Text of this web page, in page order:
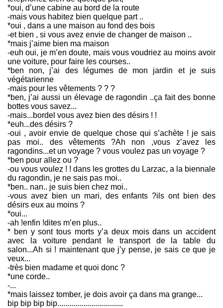
*oui, d’une cabine au bord de la route
-mais vous habitez bien quelque part ..
*oui , dans a une maison au fond des bois
-et bien , si vous avez envie de changer de maison ..
*mais j’aime bien ma maison
-euh oui, je m’en doute, mais vous voudriez au moins avoir
une voiture, pour faire les courses..
*ben non, j’ai des légumes de mon jardin et je suis
végétarienne
-mais pour les vêtements ? ? ?
*ben, j’ai aussi un élevage de ragondin ..ça fait des bonne
bottes vous savez...
-mais...bordel vous avez bien des désirs ! !
*euh...des désirs ?
-oui , avoir envie de quelque chose qui s’achète ! je sais
pas moi.. des vêtements ?Ah non ,vous z’avez les
ragondins...et un voyage ? vous voulez pas un voyage ?
*ben pour allez ou ?
-ou vous voulez ! ! dans les grottes du Larzac, a la biennale
du ragondin, je ne sais pas moi..
*ben.. nan.. je suis bien chez moi..
-vous avez bien un mari, des enfants ?ils ont bien des
désirs eux au moins ?
*oui...
-ah !enfin !dites m’en plus..
* ben y sont tous morts y’a deux mois dans un accident
avec la voiture pendant le transport de la table du
salon...Ah si ! maintenant que j’y pense, je sais ce que je
veux...
-très bien madame et quoi donc ?
*une corde..
-...
*mais laissez tomber, je dois avoir ça dans ma grange...
bip bip bip bip.................................